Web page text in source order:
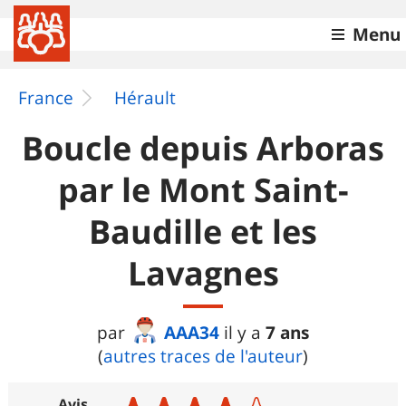
Menu
France Hérault
Boucle depuis Arboras
par le Mont Saint-
Baudille et les
Lavagnes
par AAA34 il y a 7 ans
(autres traces de l'auteur)